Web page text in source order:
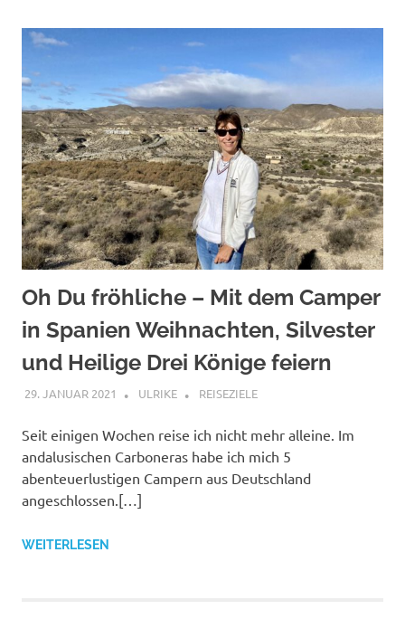
Oh Du fröhliche – Mit dem Camper
in Spanien Weihnachten, Silvester
und Heilige Drei Könige feiern
29. JANUAR 2021 ULRIKE REISEZIELE
Seit einigen Wochen reise ich nicht mehr alleine. Im
andalusischen Carboneras habe ich mich 5
abenteuerlustigen Campern aus Deutschland
angeschlossen.[…]
WEITERLESEN